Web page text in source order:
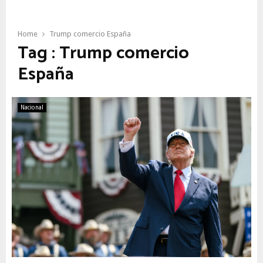
Home Trump comercio España
Tag : Trump comercio
España
Nacional